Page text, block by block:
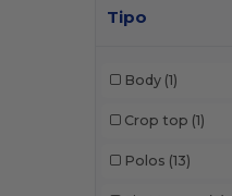
Tipo
Body (1)
Crop top (1)
Polos (13)